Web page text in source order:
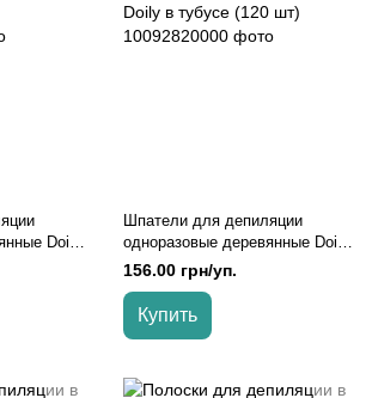
Doily
Шпатели для депиляции
одноразовые деревянные Doily
в тубусе (120 шт)
156.00 грн/уп.
Купить